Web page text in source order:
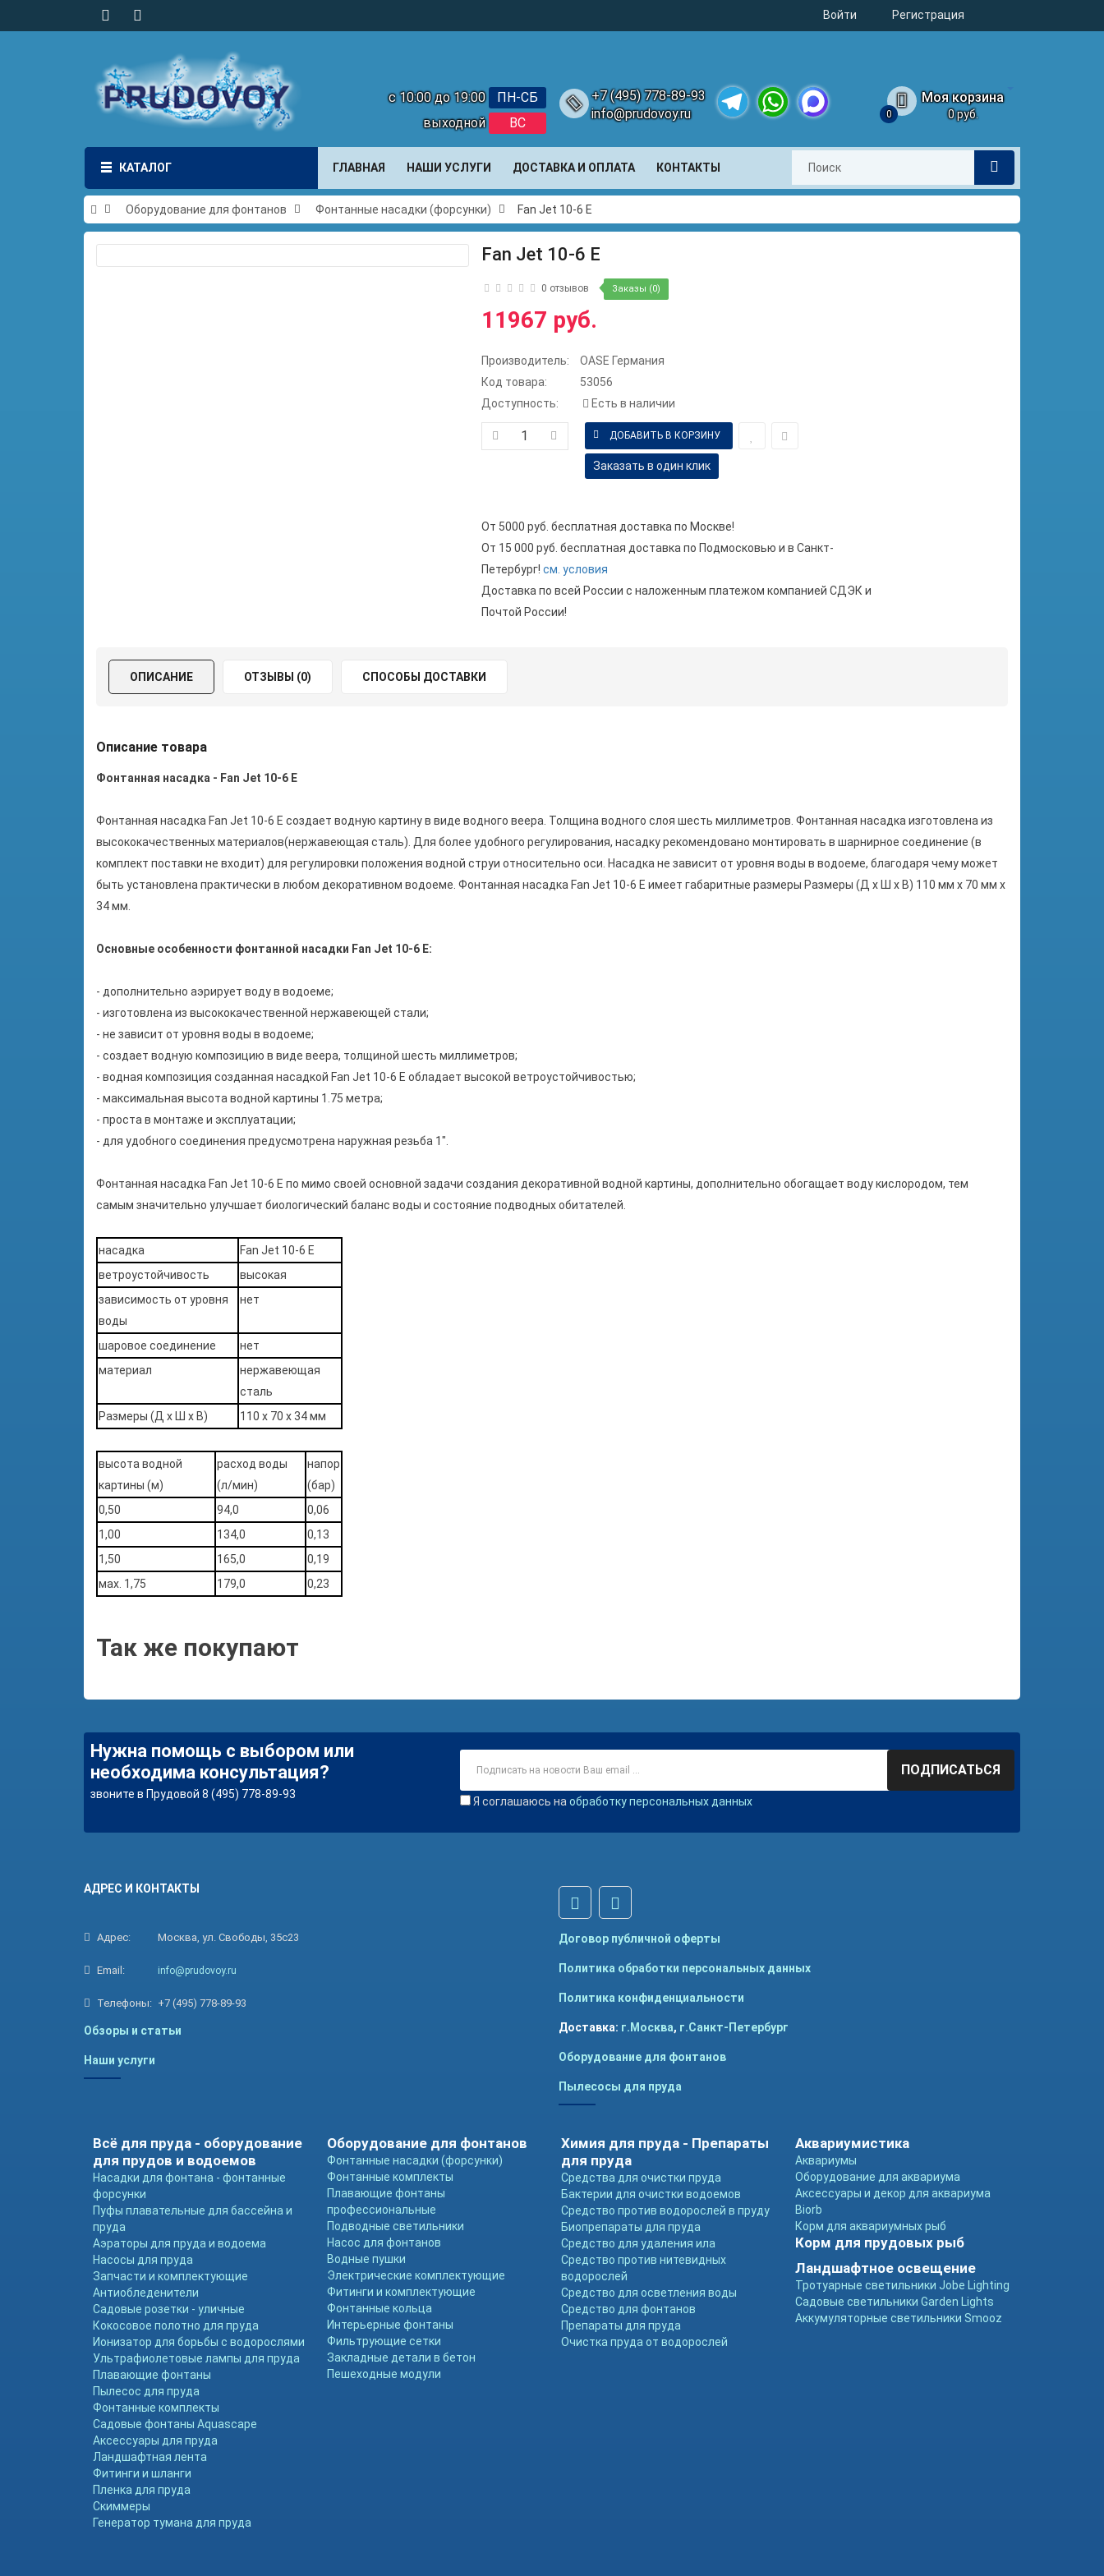
Войти Регистрация
с 10:00 до 19:00
ПН-СБ
выходной
ВС
+7 (495) 778-89-93
info@prudovoy.ru
Моя корзина
0 0 руб.
КАТАЛОГ ГЛАВНАЯ НАШИ УСЛУГИ ДОСТАВКА И ОПЛАТА КОНТАКТЫ
Оборудование для фонтанов Фонтанные насадки (форсунки) Fan Jet 10-6 E
Fan Jet 10-6 E
0 отзывов Заказы (0)
11967 руб.
Производитель:
OASE Германия
Код товара:
53056
Доступность:
Есть в наличии
Заказать в один клик
От 5000 руб. бесплатная доставка по Москве!
От 15 000 руб. бесплатная доставка по Подмосковью и в Санкт-
Петербург! см. условия
Доставка по всей России с наложенным платежом компанией СДЭК и
Почтой России!
ОПИСАНИЕ ОТЗЫВЫ (0) СПОСОБЫ ДОСТАВКИ
Описание товара
Фонтанная насадка - Fan Jet 10-6 E
Фонтанная насадка Fan Jet 10-6 E создает водную картину в виде водного веера. Толщина водного слоя шесть миллиметров. Фонтанная насадка изготовлена из
высококачественных материалов(нержавеющая сталь). Для более удобного регулирования, насадку рекомендовано монтировать в шарнирное соединение (в
комплект поставки не входит) для регулировки положения водной струи относительно оси. Насадка не зависит от уровня воды в водоеме, благодаря чему может
быть установлена практически в любом декоративном водоеме. Фонтанная насадка Fan Jet 10-6 E имеет габаритные размеры Размеры (Д x Ш x В) 110 мм x 70 мм x
34 мм.
Основные особенности фонтанной насадки Fan Jet 10-6 E:
- дополнительно аэрирует воду в водоеме;
- изготовлена из высококачественной нержавеющей стали;
- не зависит от уровня воды в водоеме;
- создает водную композицию в виде веера, толщиной шесть миллиметров;
- водная композиция созданная насадкой Fan Jet 10-6 E обладает высокой ветроустойчивостью;
- максимальная высота водной картины 1.75 метра;
- проста в монтаже и эксплуатации;
- для удобного соединения предусмотрена наружная резьба 1".
Фонтанная насадка Fan Jet 10-6 E по мимо своей основной задачи создания декоративной водной картины, дополнительно обогащает воду кислородом, тем
самым значительно улучшает биологический баланс воды и состояние подводных обитателей.
насадка
Fan Jet 10-6 E
ветроустойчивость
высокая
зависимость от уровня
воды
нет
шаровое соединение
нет
материал
нержавеющая
сталь
Размеры (Д x Ш x В)
110 x 70 x 34 мм
высота водной
картины (м)
расход воды
(л/мин)
напор
(бар)
0,50
94,0
0,06
1,00
134,0
0,13
1,50
165,0
0,19
мах. 1,75
179,0 0,23
Так же покупают
Нужна помощь с выбором или
необходима консультация?
звоните в Прудовой 8 (495) 778-89-93
ПОДПИСАТЬСЯ
Я соглашаюсь на обработку персональных данных
АДРЕС И КОНТАКТЫ
Адрес: Москва, ул. Свободы, 35с23
Email: info@prudovoy.ru
Телефоны: +7 (495) 778-89-93
Обзоры и статьи
Наши услуги
Договор публичной оферты
Политика обработки персональных данных
Политика конфиденциальности
Доставка: г.Москва, г.Санкт-Петербург
Оборудование для фонтанов
Пылесосы для пруда
Всё для пруда - оборудование
для прудов и водоемов
Насадки для фонтана - фонтанные
форсунки
Пуфы плавательные для бассейна и
пруда
Аэраторы для пруда и водоема
Насосы для пруда
Запчасти и комплектующие
Антиобледенители
Садовые розетки - уличные
Кокосовое полотно для пруда
Ионизатор для борьбы с водорослями
Ультрафиолетовые лампы для пруда
Плавающие фонтаны
Пылесос для пруда
Фонтанные комплекты
Садовые фонтаны Aquascape
Аксессуары для пруда
Ландшафтная лента
Фитинги и шланги
Пленка для пруда
Скиммеры
Генератор тумана для пруда
Оборудование для фонтанов
Фонтанные насадки (форсунки)
Фонтанные комплекты
Плавающие фонтаны
профессиональные
Подводные светильники
Насос для фонтанов
Водные пушки
Электрические комплектующие
Фитинги и комплектующие
Фонтанные кольца
Интерьерные фонтаны
Фильтрующие сетки
Закладные детали в бетон
Пешеходные модули
Химия для пруда - Препараты
для пруда
Средства для очистки пруда
Бактерии для очистки водоемов
Средство против водорослей в пруду
Биопрепараты для пруда
Средство для удаления ила
Средство против нитевидных
водорослей
Средство для осветления воды
Средство для фонтанов
Препараты для пруда
Очистка пруда от водорослей
Аквариумистика
Аквариумы
Оборудование для аквариума
Аксессуары и декор для аквариума
Biorb
Корм для аквариумных рыб
Корм для прудовых рыб
Ландшафтное освещение
Тротуарные светильники Jobe Lighting
Садовые светильники Garden Lights
Аккумуляторные светильники Smooz